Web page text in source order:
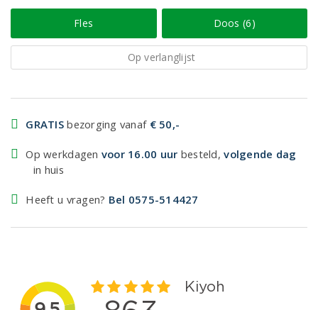
Fles Doos (6)
Op verlanglijst
GRATIS bezorging vanaf € 50,-
Op werkdagen voor 16.00 uur besteld,volgende dag
in huis
Heeft u vragen? Bel 0575-514427